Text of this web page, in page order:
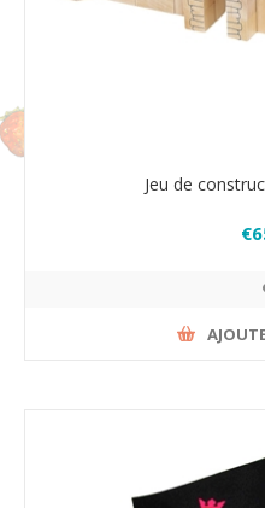
Jeu de